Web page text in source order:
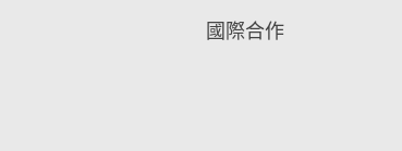
國際合作